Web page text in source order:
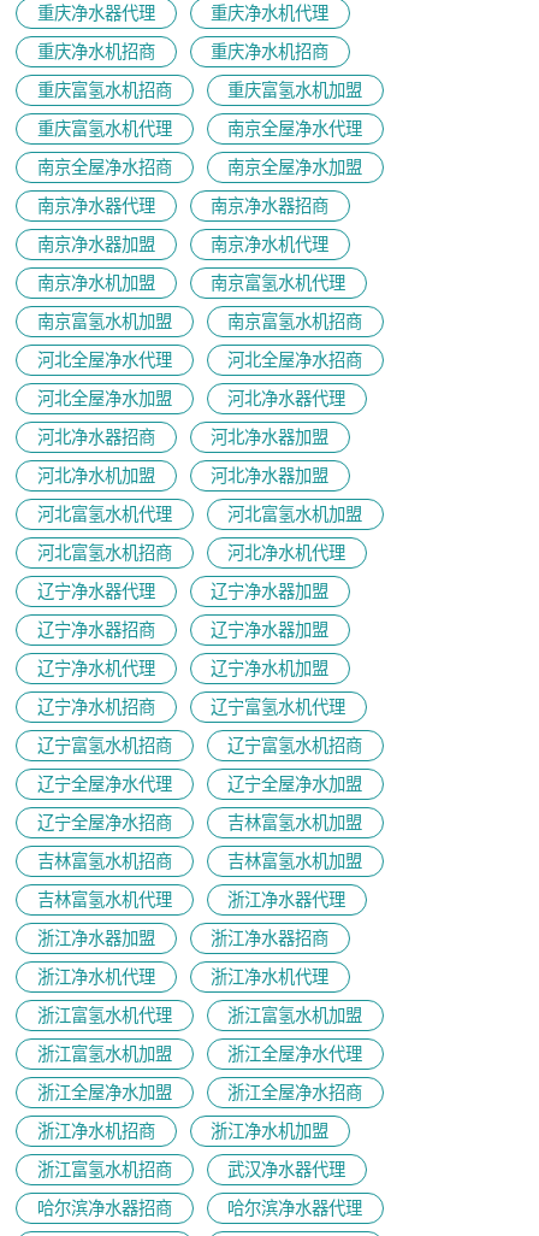
重庆净水器代理
重庆净水机代理
重庆净水机招商
重庆净水机招商
重庆富氢水机招商
重庆富氢水机加盟
重庆富氢水机代理
南京全屋净水代理
南京全屋净水招商
南京全屋净水加盟
南京净水器代理
南京净水器招商
南京净水器加盟
南京净水机代理
南京净水机加盟
南京富氢水机代理
南京富氢水机加盟
南京富氢水机招商
河北全屋净水代理
河北全屋净水招商
河北全屋净水加盟
河北净水器代理
河北净水器招商
河北净水器加盟
河北净水机加盟
河北净水器加盟
河北富氢水机代理
河北富氢水机加盟
河北富氢水机招商
河北净水机代理
辽宁净水器代理
辽宁净水器加盟
辽宁净水器招商
辽宁净水器加盟
辽宁净水机代理
辽宁净水机加盟
辽宁净水机招商
辽宁富氢水机代理
辽宁富氢水机招商
辽宁富氢水机招商
辽宁全屋净水代理
辽宁全屋净水加盟
辽宁全屋净水招商
吉林富氢水机加盟
吉林富氢水机招商
吉林富氢水机加盟
吉林富氢水机代理
浙江净水器代理
浙江净水器加盟
浙江净水器招商
浙江净水机代理
浙江净水机代理
浙江富氢水机代理
浙江富氢水机加盟
浙江富氢水机加盟
浙江全屋净水代理
浙江全屋净水加盟
浙江全屋净水招商
浙江净水机招商
浙江净水机加盟
浙江富氢水机招商
武汉净水器代理
哈尔滨净水器招商
哈尔滨净水器代理